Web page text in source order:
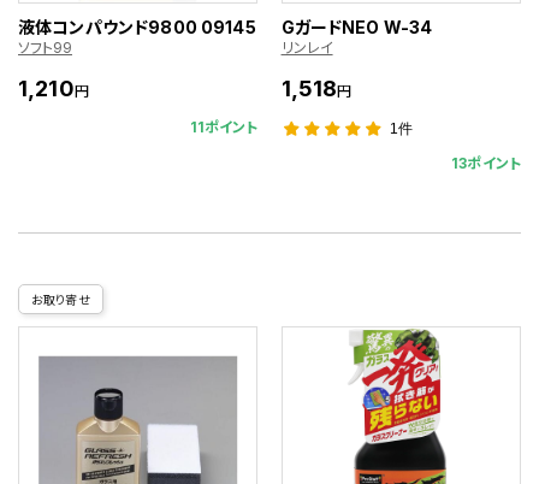
液体コンパウンド9800 09145
ソフト99
1,210円
11ポイント
GガードNEO W-34
リンレイ
1,518円
1件
13ポイント
お取り寄せ